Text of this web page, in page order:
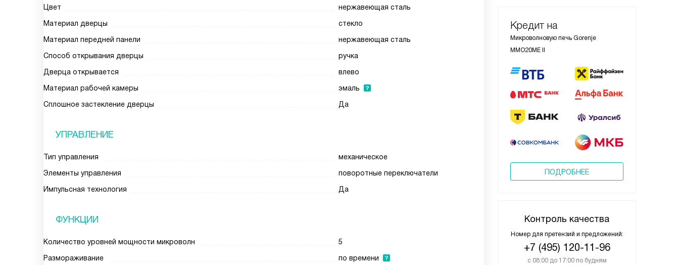
Кредит на
Микроволновую печь Gorenje
MMO20ME II
ПОДРОБНЕЕ
Контроль качества
Номер для претензий и предложений:
+7 (495) 120-11-96
с 08:00 до 17:00 по будням
Цвет
нержавеющая сталь
Материал дверцы
стекло
Материал передней панели
нержавеющая сталь
Способ открывания дверцы
ручка
Дверца открывается
влево
Материал рабочей камеры
эмаль
Сплошное застекление дверцы
Да
УПРАВЛЕНИЕ
Тип управления
механическое
Элементы управления
поворотные переключатели
Импульсная технология
Да
ФУНКЦИИ
Количество уровней мощности микроволн
5
Размораживание
по времени